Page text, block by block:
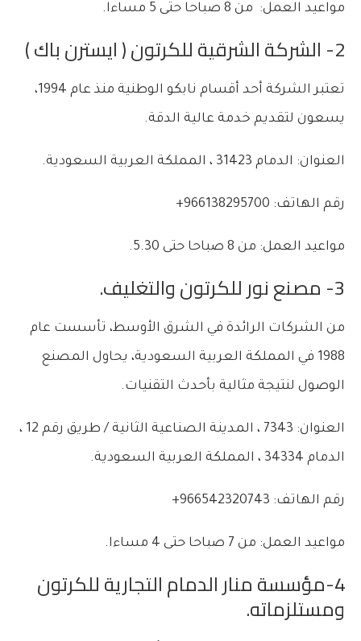
مواعيد العمل: من 8 صباحا حتى 5 مساءا.
2- الشركة الشرقية للكرتون ( ايسترن باك )
تعتبر الشركة أحد أقسام نابكو الوطنية منذ عام 1994،
يسعون لتقديم خدمة عالية الدقة.
العنوان: الدمام 31423 ، المملكة العربية السعودية.
رقم الهاتف: 966138295700+
مواعيد العمل: من 8 صباحا حتى 5.30.
3- مصنع نور للكرتون والتغليف.
من الشركات الرائدة في الشرق الأوسط، تأسست عام
1988 في المملكة العربية السعودية، يحاول المصنع
الوصول لنتيجة مثالية بأحدث التقنيات.
العنوان: 7343 ، المدينة الصناعية الثانية / طريق رقم 12 ،
الدمام 34334 ، المملكة العربية السعودية.
رقم الهاتف: 966542320743+
مواعيد العمل: من 7 صباحا حتى 4 مساءا.
4- مؤسسة منار الدمام التجارية للكرتون
ومستلزماته.